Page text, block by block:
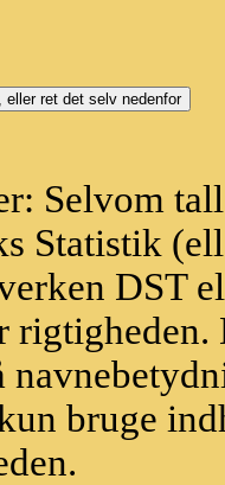
Selvom
Statistik
DST
bruge